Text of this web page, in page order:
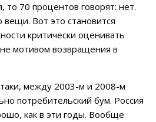
то 70 процентов говорят: нет.
Вот это становится
критически оценивать
мотивом возвращения в
между 2003-м и 2008-м
потребительский бум. Россия
как в эти годы. Вообще